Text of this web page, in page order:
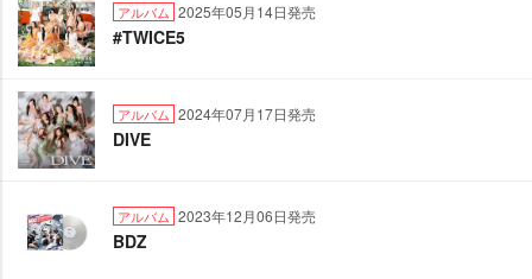
アルバム 2025年05月14日発売
#TWICE5
アルバム 2024年07月17日発売
DIVE
アルバム 2023年12月06日発売
BDZ